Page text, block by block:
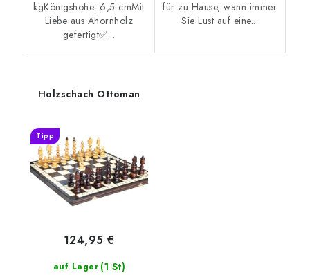
kgKönigshöhe: 6,5 cmMit
Liebe aus Ahornholz
gefertigt✅...
für zu Hause, wann immer
Sie Lust auf eine...
Holzschach Ottoman
Tipp
auf Lager (1 St)
124,95 €